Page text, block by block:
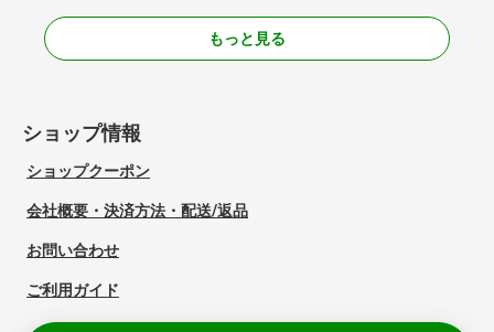
もっと見る
ショップ情報
ショップクーポン
会社概要・決済方法・配送/返品
お問い合わせ
ご利用ガイド